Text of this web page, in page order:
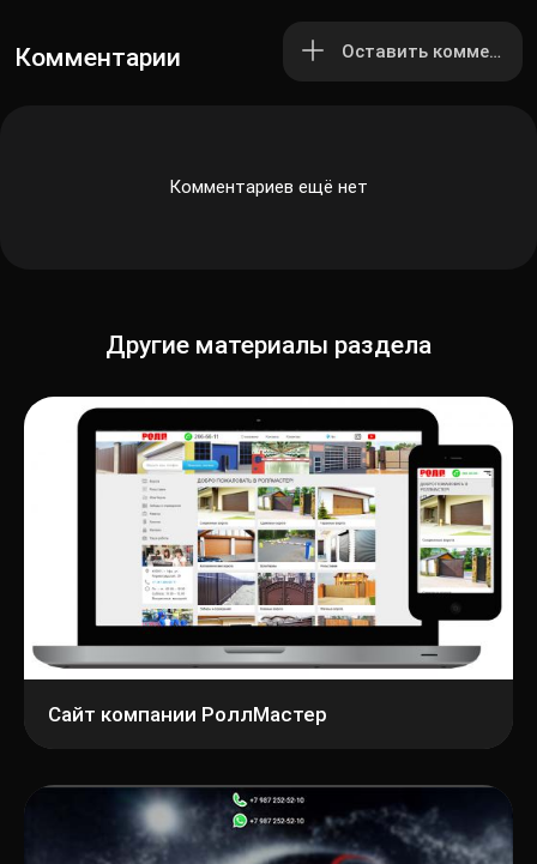
Комментарии Оставить
Комментариев ещё нет
Другие материалы раздела
Сайт компании РоллМастер